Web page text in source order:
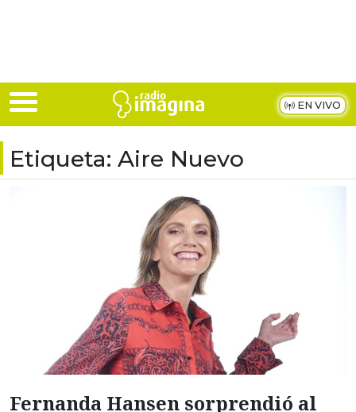
EN VIVO
Etiqueta: Aire Nuevo
Fernanda Hansen sorprendió al